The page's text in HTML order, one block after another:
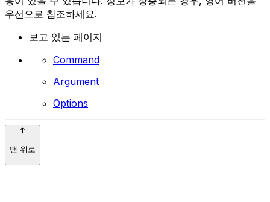
우선으로 참조하세요.
보고 있는 페이지
Command
Argument
Options
맨 위로